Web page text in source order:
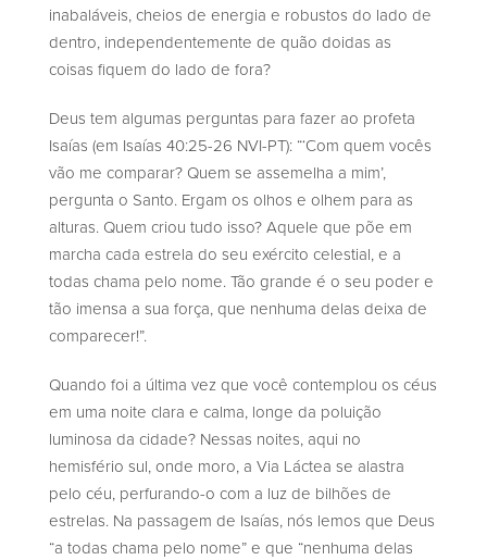
inabaláveis, cheios de energia e robustos do lado de
dentro, independentemente de quão doidas as
coisas fiquem do lado de fora?
Deus tem algumas perguntas para fazer ao profeta
Isaías (em Isaías 40:25-26 NVI-PT): “‘Com quem vocês
vão me comparar? Quem se assemelha a mim’,
pergunta o Santo. Ergam os olhos e olhem para as
alturas. Quem criou tudo isso? Aquele que põe em
marcha cada estrela do seu exército celestial, e a
todas chama pelo nome. Tão grande é o seu poder e
tão imensa a sua força, que nenhuma delas deixa de
comparecer!”.
Quando foi a última vez que você contemplou os céus
em uma noite clara e calma, longe da poluição
luminosa da cidade? Nessas noites, aqui no
hemisfério sul, onde moro, a Via Láctea se alastra
pelo céu, perfurando-o com a luz de bilhões de
estrelas. Na passagem de Isaías, nós lemos que Deus
“a todas chama pelo nome” e que “nenhuma delas